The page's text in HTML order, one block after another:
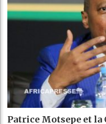
Patrice Motsepe et